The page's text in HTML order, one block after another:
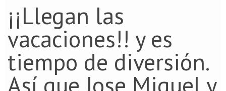
¡¡Llegan las
vacaciones!! y es
tiempo de diversión.
Así que Jose Miguel y